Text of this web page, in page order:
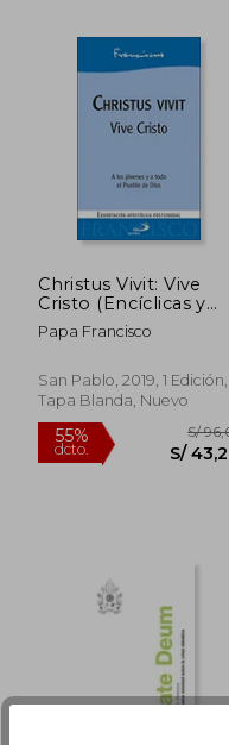
dcto. S/
Christus Vivit: Vive
Cristo (Encíclicas y
Documentos)
Papa Francisco
San Pablo, 2019, 1 Edición,
Tapa Blanda, Nuevo